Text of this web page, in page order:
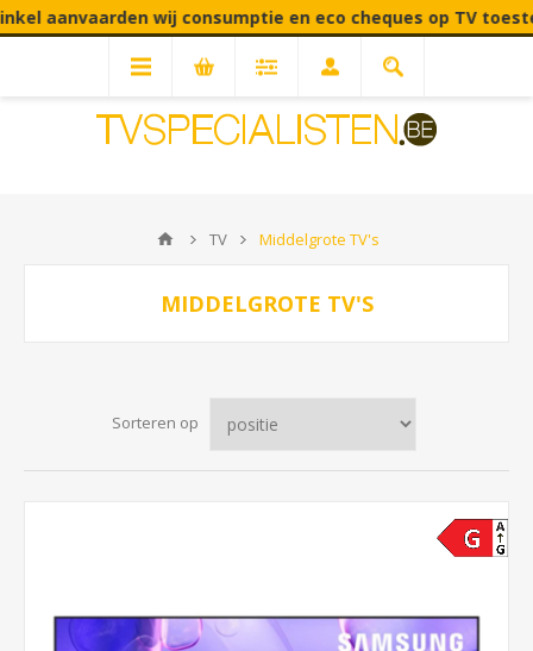
wij consumptie en eco cheques op TV toestellen! |
TV Middelgrote TV's
MIDDELGROTE TV'S
Sorteren op